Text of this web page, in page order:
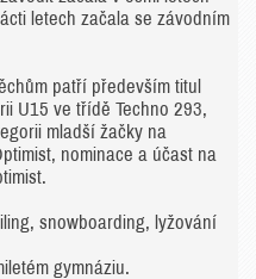
letech začala se závodním
patří především titul
U15 ve třídě Techno 293,
mladší žačky na
nominace a účast na
snowboarding, lyžování
gymnáziu.